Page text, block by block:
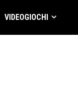
VIDEOGIOCHI